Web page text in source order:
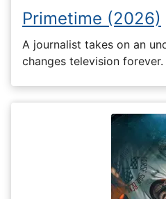
Primetime (2026)
A journalist takes on an
changes television forever.